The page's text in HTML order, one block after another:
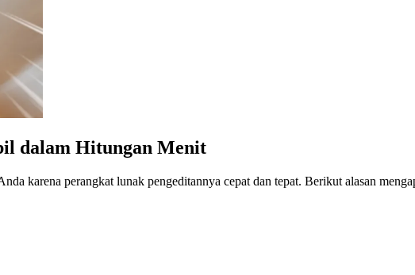
dalam Hitungan Menit
karena perangkat lunak pengeditannya cepat dan tepat. Berikut alasan